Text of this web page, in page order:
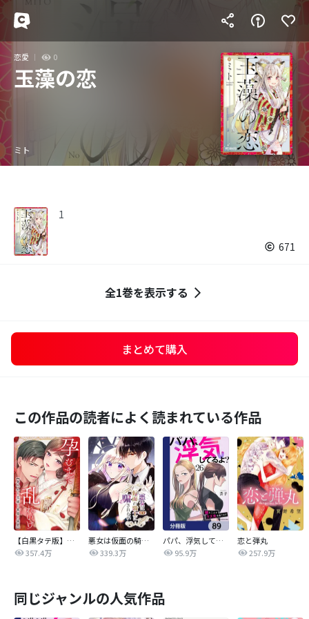
恋愛 0
玉藻の恋
ミト
1
671
全1巻を表示する
まとめて購入
この作品の読者によく読まれている作品
【白黒タテ版】孕むまで乱れいけ～身代わり花嫁と軍服の猛愛
357.4万
悪女は仮面の騎士に騙されない
339.3万
パパ、浮気してるよ？娘と二人でクズ夫を捨てます【分冊版】
95.9万
恋と弾丸
257.9万
同じジャンルの人気作品